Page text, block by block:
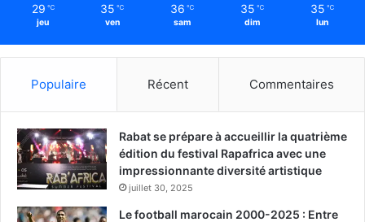
29 ℃
jeu
35 ℃
ven
36 ℃
sam
35 ℃
dim
35 ℃
lun
Populaire Récent Commentaires
Rabat se prépare à accueillir la quatrième
édition du festival Rapafrica avec une
impressionnante diversité artistique
juillet 30, 2025
Le football marocain 2000-2025 : Entre